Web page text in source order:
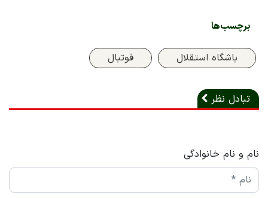
برچسب‌ها
باشگاه استقلال فوتبال
تبادل نظر
نام و نام خانوادگی